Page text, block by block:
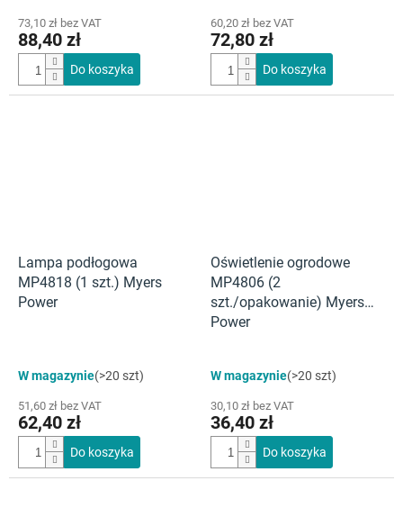
73,10 zł bez VAT
88,40 zł
Do koszyka
60,20 zł bez VAT
72,80 zł
Do koszyka
Lampa podłogowa
MP4818 (1 szt.) Myers
Power
W magazynie(>20 szt)
51,60 zł bez VAT
62,40 zł
Do koszyka
Oświetlenie ogrodowe
MP4806 (2
szt./opakowanie) Myers
Power
W magazynie(>20 szt)
30,10 zł bez VAT
36,40 zł
Do koszyka